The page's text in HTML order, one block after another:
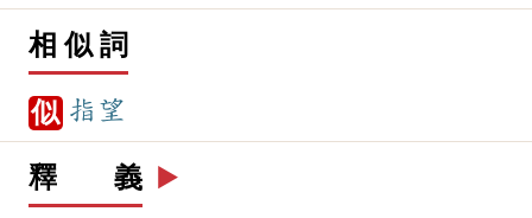
相 似 詞
似 指望
釋 義 ▶️